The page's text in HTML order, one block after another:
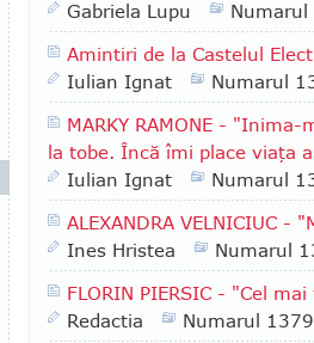
Gabriela Lupu
Amintiri de la Castelul
Iulian Ignat
Numarul
MARKY RAMONE -
la tobe. Încă îmi place viaţa
Iulian Ignat
Numarul
ALEXANDRA VELNICIUC
Ines Hristea
Numarul
FLORIN PIERSIC - "Cel
Redactia
Numarul 1379